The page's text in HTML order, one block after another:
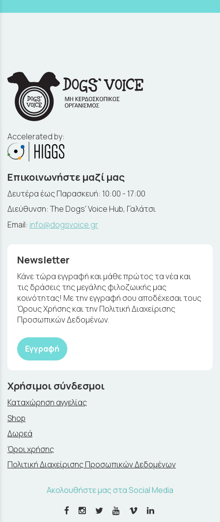
Accelerated by:
Επικοινωνήστε μαζί μας
Δευτέρα έως Παρασκευή: 10:00 - 17:00
Διεύθυνση: The Dogs' Voice Hub, Γαλάτσι
Email: info@dogsvoice.gr
Newsletter
Κάνε τώρα εγγραφή και μάθε πρώτος τα νέα και
τις δράσεις της μεγάλης φιλοζωικής μας
κοινότητας! Με την εγγραφή σου αποδέχεσαι τους
Όρους Χρήσης και την Πολιτική Διαχείρισης
Προσωπικών Δεδομένων.
Εγγραφή
Χρήσιμοι σύνδεσμοι
Καταχώρηση αγγελίας
Shop
Δωρεά
Όροι χρήσης
Πολιτική Διαχείρισης Προσωπικών Δεδομένων
Ακολουθήστε μας στα Social Media